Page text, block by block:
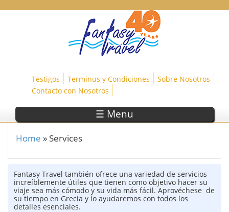
Testigos Terminus y Condiciones
Sobre Nosotros
Contacto con Nosotros
☰ Menu
You are here
Home » Services
Fantasy Travel también ofrece una variedad de servicios
increíblemente útiles que tienen como objetivo hacer su
viaje sea más cómodo y su vida más fácil. Aprovéchese de
su tiempo en Grecia y lo ayudaremos con todos los
detalles esenciales.